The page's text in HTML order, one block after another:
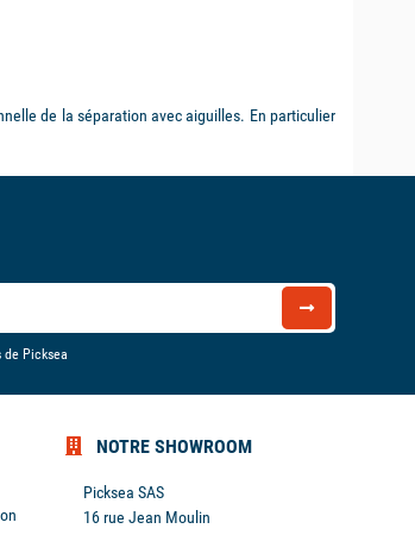
de la séparation avec aiguilles. En particulier
Picksea
NOTRE SHOWROOM
Picksea SAS
16 rue Jean Moulin